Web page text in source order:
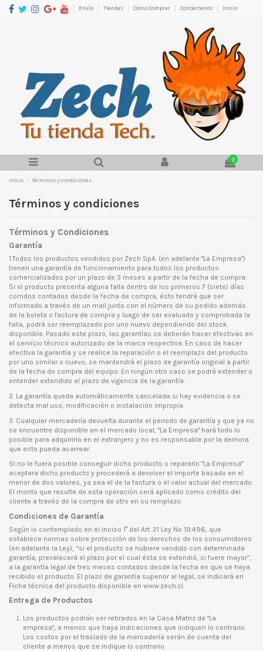
Envío Tiendas Cómo Comprar Contáctenos Inicio
0
Inicio Términos y condiciones
Términos y condiciones
Términos y Condiciones
Garantía
1.Todos los productos vendidos por Zech SpA. (en adelante "La Empresa")
tienen una garantía de funcionamiento para todos los productos
comercializados por un plazo de 3 meses a partir de la fecha de compra.
Si el producto presenta alguna falla dentro de los primeros 7 (siete) días
corridos contados desde la fecha de compra, ésto tendrá que ser
informado a través de un mail junto con el número de su pedido además
de la boleta o factura de compra y luego de ser evaluado y comprobada la
falla, podrá ser reemplazado por uno nuevo dependiendo del stock
disponible. Pasado este plazo, las garantías se deberán hacer efectivas en
el servicio técnico autorizado de la marca respectiva. En caso de hacer
efectiva la garantía y se realice la reparación o el reemplazo del producto
por uno similar o nuevo, se mantendrá el plazo de garantía original a partir
de la fecha de compra del equipo. En ningún otro caso se podrá extender o
entender extendido el plazo de vigencia de la garantía.
2. La garantía queda automáticamente cancelada si hay evidencia o se
detecta mal uso, modificación o instalación impropia.
3. Cualquier mercadería devuelta durante el periodo de garantía y que ya no
se encuentre disponible en el mercado local, "La Empresa" hará todo lo
posible para adquirirlo en el extranjero y no es responsable por la demora
que esto pueda acarrear.
Si no le fuera posible conseguir dicho producto o repararlo "La Empresa"
aceptara dicho producto y procederá a devolver el importe basado en el
menor de dos valores, ya sea el de la factura o el valor actual del mercado.
El monto que resulte de esta operación será aplicado como crédito del
cliente a través de la compra de otro en su remplazo.
Condiciones de Garantía
Según lo contemplado en el inciso 1° del Art. 21 Ley Nº 19.496, que
establece normas sobre protección de los derechos de los consumidores
(en adelante la Ley), “si el producto se hubiere vendido con determinada
garantía, prevalecerá el plazo por el cual ésta se extendió, si fuere mayor”,
a la garantía legal de tres meses contados desde la fecha en que se haya
recibido el producto. El plazo de garantía superior al legal, se indicará en
Ficha técnica del producto disponible en www.zech.cl
Entrega de Productos
Los productos podrán ser retirados en la Casa Matriz de "La
empresa", a menos que haya indicaciones que indiquen lo contrario.
Los costos por el traslado de la mercadería serán de cuenta del
cliente a menos que se indique lo contrario.